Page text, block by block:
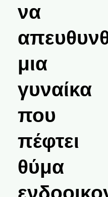
να
μια
γυναίκα
που
πέφτει
θύμα